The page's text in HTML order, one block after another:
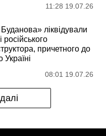
11:28 19.07.26
ліквідували
причетного до
Україні
08:01 19.07.26